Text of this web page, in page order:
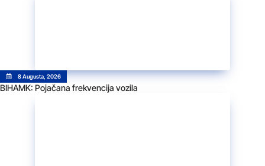
8 Augusta, 2026
BIHAMK: Pojačana frekvencija vozila